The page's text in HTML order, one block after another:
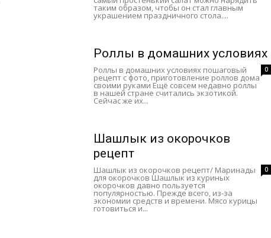
таким образом, чтобы он стал главным
украшением праздничного стола....
Роллы в домашних условиях
0
Роллы в домашних условиях пошаговый
рецепт с фото, приготовление роллов дома
своими руками Ещё совсем недавно роллы
в нашей стране считались экзотикой.
Сейчас же их...
Шашлык из окорочков
рецепт
0
Шашлык из окорочков рецепт/ Маринады
для окорочков Шашлык из куриных
окорочков давно пользуется
популярностью. Прежде всего, из-за
экономии средств и времени. Мясо курицы
готовиться и...